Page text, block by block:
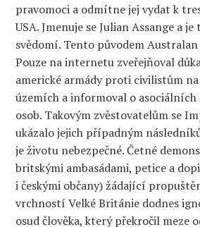
pravomoci a odmítne jej vydat k
USA. Jmenuje se Julian Assange a je
svědomí. Tento původem
Pouze na internetu zveřejňoval
americké armády proti civilistům na
územích a informoval o
osob. Takovým zvěstovatelům se
ukázalo jejich případným
je životu nebezpečné. Četné
britskými ambasádami, petice a
i českými občany) žádající propuště
vrchností Velké Británie dodnes
osud člověka, který překročil meze